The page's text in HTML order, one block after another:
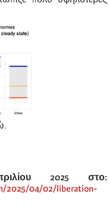
2025 στο:
2025/04/02/liberation-